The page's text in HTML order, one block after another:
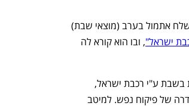
ישראל"